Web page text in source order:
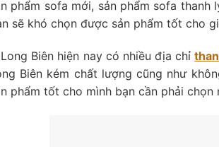
phẩm sofa mới, sản phẩm sofa
sẽ khó chọn được sản phẩm tốt cho
Biên hiện nay có nhiều địa chỉ
Biên kém chất lượng cũng như
phẩm tốt cho mình bạn cần phải